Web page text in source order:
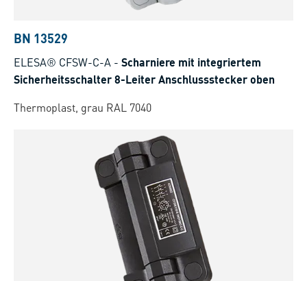
BN 13529
ELESA® CFSW-C-A - Scharniere mit integriertem
Sicherheitsschalter 8-Leiter Anschlussstecker oben
Thermoplast, grau RAL 7040